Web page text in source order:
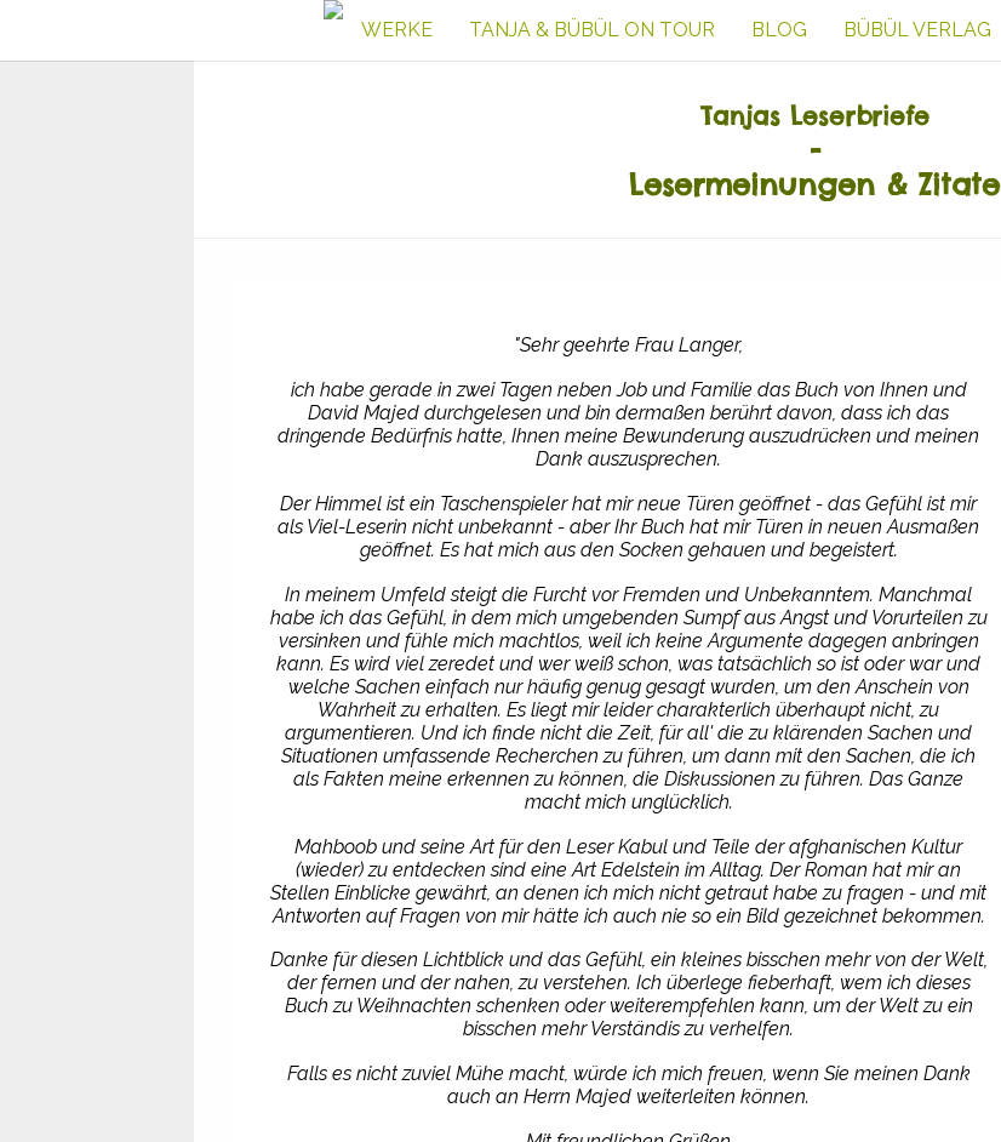
WERKE TANJA & BÜBÜL ON TOUR BLOG BÜBÜL VERLAG
Tanjas Leserbriefe
-
Lesermeinungen & Zitate
"Sehr geehrte Frau Langer,
ich habe gerade in zwei Tagen neben Job und Familie das Buch von Ihnen und
David Majed durchgelesen und bin dermaßen berührt davon, dass ich das
dringende Bedürfnis hatte, Ihnen meine Bewunderung auszudrücken und meinen
Dank auszusprechen.
Der Himmel ist ein Taschenspieler hat mir neue Türen geöffnet - das Gefühl ist mir
als Viel-Leserin nicht unbekannt - aber Ihr Buch hat mir Türen in neuen Ausmaßen
geöffnet. Es hat mich aus den Socken gehauen und begeistert.
In meinem Umfeld steigt die Furcht vor Fremden und Unbekanntem. Manchmal
habe ich das Gefühl, in dem mich umgebenden Sumpf aus Angst und Vorurteilen zu
versinken und fühle mich machtlos, weil ich keine Argumente dagegen anbringen
kann. Es wird viel zeredet und wer weiß schon, was tatsächlich so ist oder war und
welche Sachen einfach nur häufig genug gesagt wurden, um den Anschein von
Wahrheit zu erhalten. Es liegt mir leider charakterlich überhaupt nicht, zu
argumentieren. Und ich finde nicht die Zeit, für all' die zu klärenden Sachen und
Situationen umfassende Recherchen zu führen, um dann mit den Sachen, die ich
als Fakten meine erkennen zu können, die Diskussionen zu führen. Das Ganze
macht mich unglücklich.
Mahboob und seine Art für den Leser Kabul und Teile der afghanischen Kultur
(wieder) zu entdecken sind eine Art Edelstein im Alltag. Der Roman hat mir an
Stellen Einblicke gewährt, an denen ich mich nicht getraut habe zu fragen - und mit
Antworten auf Fragen von mir hätte ich auch nie so ein Bild gezeichnet bekommen.
Danke für diesen Lichtblick und das Gefühl, ein kleines bisschen mehr von der Welt,
der fernen und der nahen, zu verstehen. Ich überlege fieberhaft, wem ich dieses
Buch zu Weihnachten schenken oder weiterempfehlen kann, um der Welt zu ein
bisschen mehr Verständis zu verhelfen.
Falls es nicht zuviel Mühe macht, würde ich mich freuen, wenn Sie meinen Dank
auch an Herrn Majed weiterleiten können.